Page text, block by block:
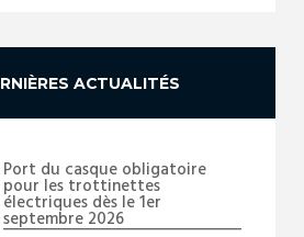
ACTUALITÉS
Port du casque obligatoire
pour les trottinettes
électriques dès le 1er
septembre 2026